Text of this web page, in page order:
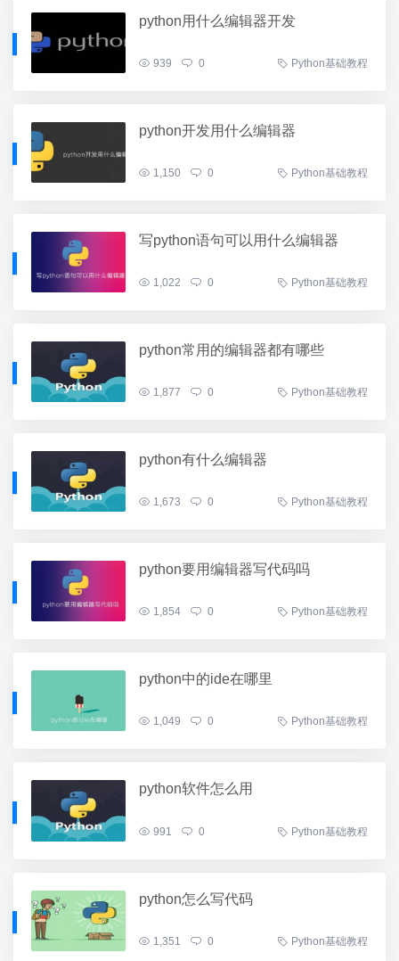
python用什么编辑器开发
939 0 Python基础教程
python开发用什么编辑器
1,150 0 Python基础教程
写python语句可以用什么编辑器
1,022 0 Python基础教程
python常用的编辑器都有哪些
1,877 0 Python基础教程
python有什么编辑器
1,673 0 Python基础教程
python要用编辑器写代码吗
1,854 0 Python基础教程
python中的ide在哪里
1,049 0 Python基础教程
python软件怎么用
991 0 Python基础教程
python怎么写代码
1,351 0 Python基础教程